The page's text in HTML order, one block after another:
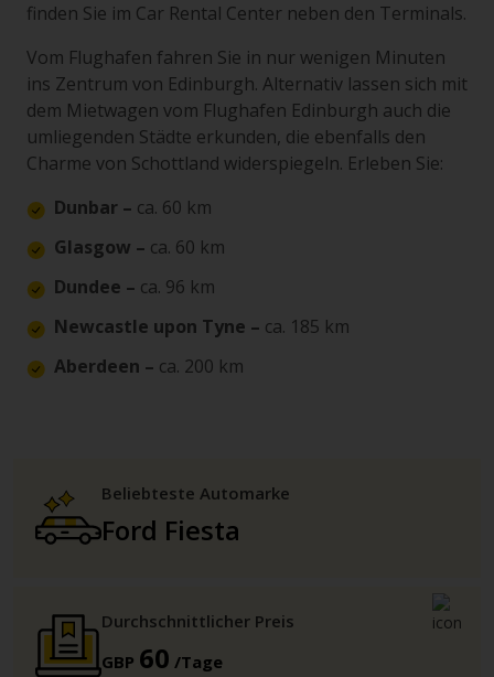
finden Sie im Car Rental Center neben den Terminals.
Vom Flughafen fahren Sie in nur wenigen Minuten
ins Zentrum von Edinburgh. Alternativ lassen sich mit
dem Mietwagen vom Flughafen Edinburgh auch die
umliegenden Städte erkunden, die ebenfalls den
Charme von Schottland widerspiegeln. Erleben Sie:
Dunbar – ca. 60 km
Glasgow – ca. 60 km
Dundee – ca. 96 km
Newcastle upon Tyne – ca. 185 km
Aberdeen – ca. 200 km
Beliebteste Automarke
Ford Fiesta
Durchschnittlicher Preis
GBP 60 /Tage